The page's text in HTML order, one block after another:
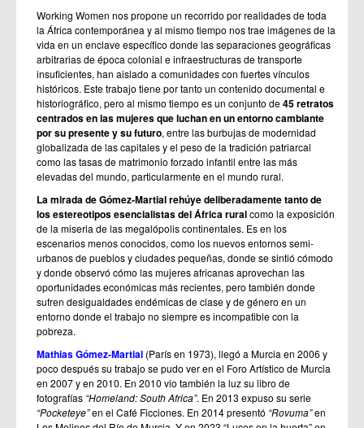
Working Women nos proponeun recorrido por realidades de toda
la África contemporánea y al mismo tiempo nos trae imágenes de la
vida en un enclave específico donde las separaciones geográficas
arbitrarias de época colonial e infraestructuras de transporte
insuficientes, han aislado a comunidades con fuertes vínculos
históricos. Este trabajo tiene por tanto un contenido documental e
historiográfico, pero al mismo tiempo es un conjunto de45 retratos
centrados en las mujeres que luchan en un entorno cambiante
por su presente y su futuro, entre las burbujas de modernidad
globalizada de las capitales y el peso de la tradición patriarcal
como las tasas de matrimonio forzado infantil entre las más
elevadas del mundo, particularmente en el mundo rural.
La mirada de Gómez-Martial rehúye deliberadamente tanto de
los estereotipos esencialistas del África ruralcomo la exposición
de la miseria de las megalópolis continentales. Es en los
escenarios menos conocidos, como los nuevos entornos semi-
urbanos de pueblos y ciudades pequeñas, donde se sintió cómodo
y donde observó cómo las mujeres africanas aprovechan las
oportunidades económicas más recientes, pero también donde
sufren desigualdades endémicas de clase y de género en un
entorno donde el trabajo no siempre es incompatible con la
pobreza.
Mathias Gómez-Martial (París en 1973), llegó a Murcia en 2006 y
poco después su trabajo se pudo ver en el Foro Artístico de Murcia
en 2007 y en 2010. En 2010 vio también la luz su libro de
fotografías “Homeland: South Africa”. En 2013 expuso su serie
“Pocketeye”en el Café Ficciones. En 2014 presentó “Rovuma”en